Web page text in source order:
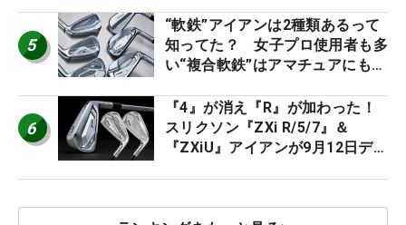
5
“軟鉄”アイアンは2種類あるって
知ってた？ 女子プロ使用者も多
い“複合軟鉄”はアマチュアにもオ
6
『4』が消え『R』が加わった！
スリクソン『ZXi R/5/7』＆
『ZXiU』アイアンが9月12日デ